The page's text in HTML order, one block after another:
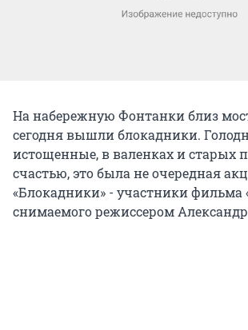
На набережную Фонтанки близ
сегодня вышли блокадники.
истощенные, в валенках и старых
счастью, это была не очередная
«Блокадники» - участники фильма
снимаемого режиссером